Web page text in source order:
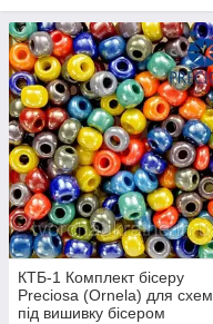
КТБ-1 Комплект бісеру
Preciosa (Ornela) для схем
під вишивку бісером